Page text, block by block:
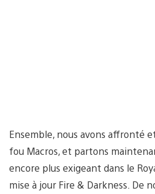
Ensemble, nous avons affronté
fou Macros, et partons
encore plus exigeant dans le
mise à jour Fire & Darkness. De